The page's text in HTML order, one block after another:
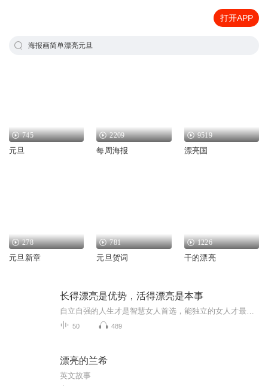
打开APP
海报画简单漂亮元旦
745
元旦
2209
每周海报
9519
漂亮国
278
元旦新章
781
元旦贺词
1226
干的漂亮
长得漂亮是优势，活得漂亮是本事
50 489
漂亮的兰希
英文故事